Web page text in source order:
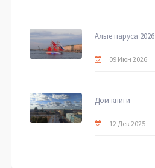
Алые паруса 2026
09 Июн 2026
Дом книги
12 Дек 2025